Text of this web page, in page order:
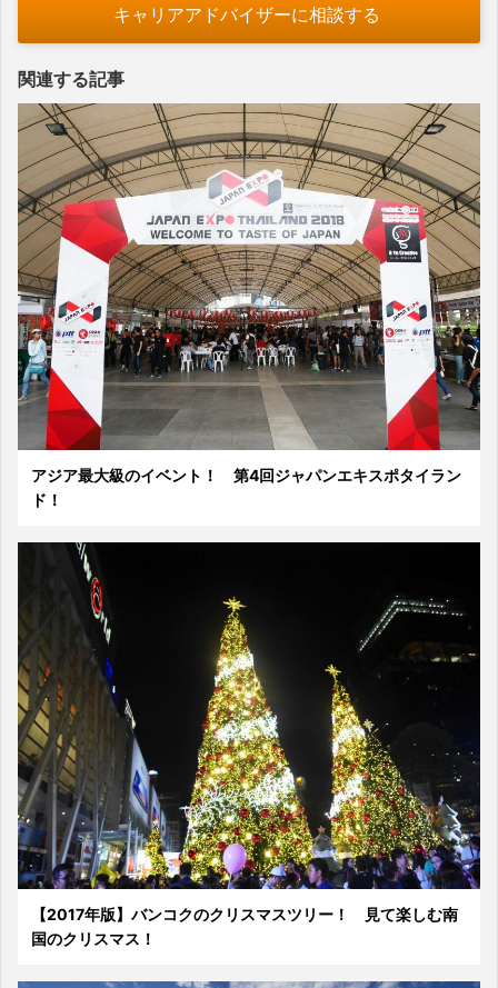
キャリアアドバイザーに相談する
関連する記事
アジア最大級のイベント！ 第4回ジャパンエキスポタイラン
ド！
【2017年版】バンコクのクリスマスツリー！ 見て楽しむ南
国のクリスマス！